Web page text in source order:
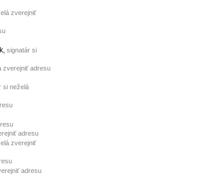
zverejniť
signatár si
zverejniť adresu
si neželá
adresu
zverejniť
adresu